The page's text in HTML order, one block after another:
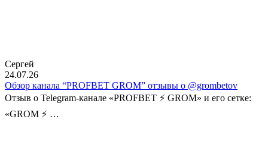
Сергей
24.07.26
Обзор канала “PROFBET GROM” отзывы о @grombetov
Отзыв о Telegram-канале «PROFBET ⚡️ GROM» и его сетке:
«GROM ⚡️ …